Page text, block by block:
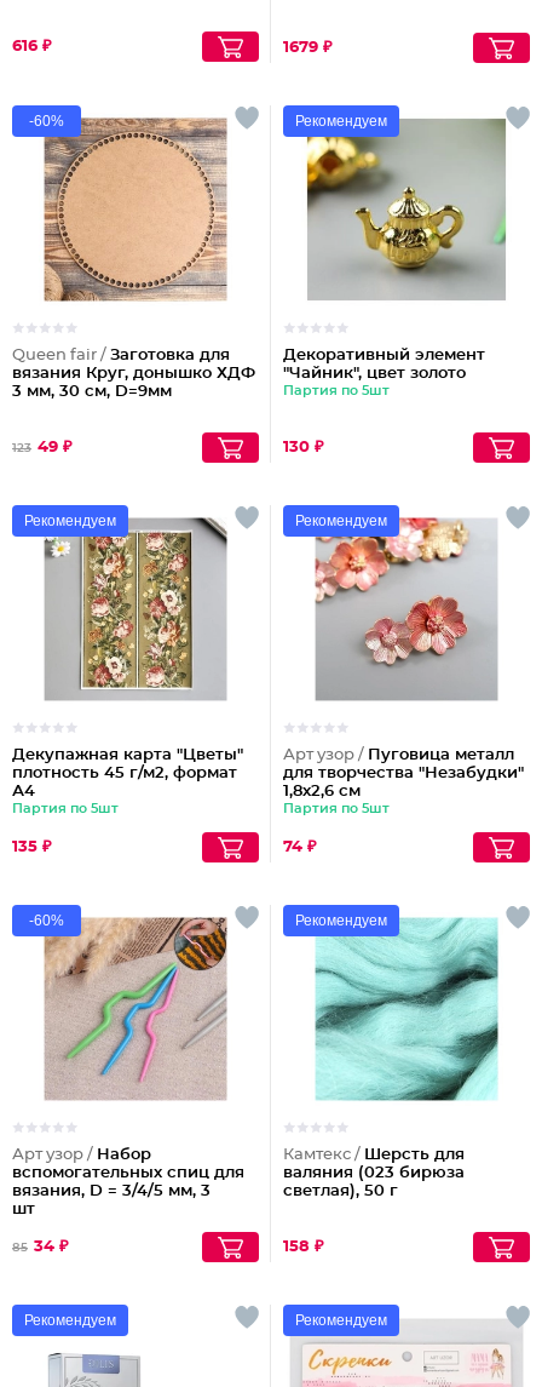
616 ₽ 1679 ₽
-60%
Queen fair / Заготовка для
вязания Круг, донышко ХДФ
3 мм, 30 см, D=9мм
123 49 ₽
Рекомендуем
Декоративный элемент
"Чайник", цвет золото
Партия по 5шт
130 ₽
Рекомендуем
Декупажная карта "Цветы"
плотность 45 г/м2, формат
А4
Партия по 5шт
135 ₽
Рекомендуем
Арт узор / Пуговица металл
для творчества "Незабудки"
1,8х2,6 см
Партия по 5шт
74 ₽
-60%
Арт узор / Набор
вспомогательных спиц для
вязания, D = 3/4/5 мм, 3
шт
85 34 ₽
Рекомендуем
Камтекс / Шерсть для
валяния (023 бирюза
светлая), 50 г
158 ₽
Рекомендуем Рекомендуем